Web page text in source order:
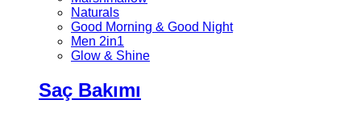
Naturals
Good Morning & Good Night
Men 2in1
Glow & Shine
Saç Bakımı